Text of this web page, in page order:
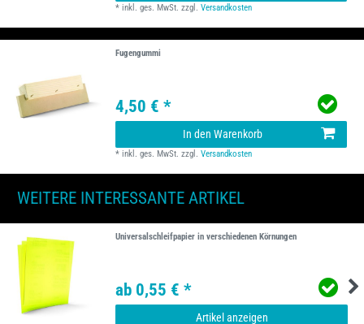
*inkl. ges. MwSt. zzgl.Versandkosten
Fugengummi
4,50 € *
In den Warenkorb
*inkl. ges. MwSt. zzgl.Versandkosten
WEITERE INTERESSANTE ARTIKEL
Universalschleifpapier in verschiedenen Körnungen
ab 0,55 € *
Artikel anzeigen